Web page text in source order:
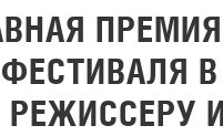
ПРЕМИЯ
В